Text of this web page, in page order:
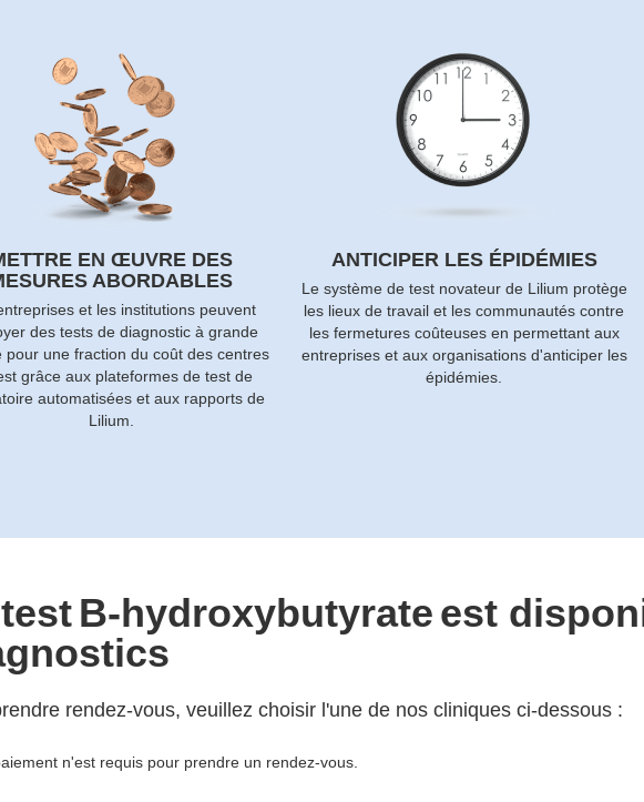
EN ŒUVRE DES
ABORDABLES
et les institutions peuvent
des tests de diagnostic à grande
pour une fraction du coût des centres
grâce aux plateformes de test de
automatisées et aux rapports de
Lilium.
ANTICIPER LES ÉPIDÉMIES
Le système de test novateur de Lilium protège
les lieux de travail et les communautés contre
les fermetures coûteuses en permettant aux
entreprises et aux organisations d'anticiper les
épidémies.
B-hydroxybutyrateest
rendez-vous, veuillez choisir l'une de nos cliniques ci-dessous :
n'est requis pour prendre un rendez-vous.